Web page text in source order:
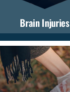
Brain Injuries